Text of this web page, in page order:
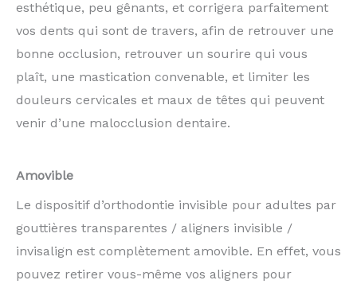
esthétique, peu gênants, et corrigera parfaitement
vos dents qui sont de travers, afin de retrouver une
bonne occlusion, retrouver un sourire qui vous
plaît, une mastication convenable, et limiter les
douleurs cervicales et maux de têtes qui peuvent
venir d’une malocclusion dentaire.
Amovible
Le dispositif d’orthodontie invisible pour adultes par
gouttières transparentes / aligners invisible /
invisalign est complètement amovible. En effet, vous
pouvez retirer vous-même vos aligners pour